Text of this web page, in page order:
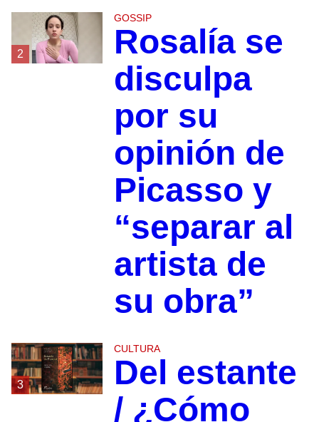
2
GOSSIP
Rosalía se
disculpa
por su
opinión de
Picasso y
“separar al
artista de
su obra”
3
CULTURA
Del estante
/ ¿Cómo